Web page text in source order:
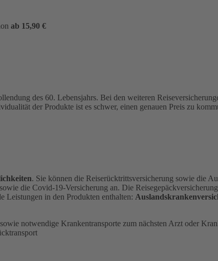
ab 15,90 €
des 60. Lebensjahrs. Bei den weiteren
der Produkte ist es schwer, einen genauen Preis zu
. Sie können die Reiserücktrittsversicherung sowie die
die Covid-19-Versicherung an. Die
Leistungen in den Produkten enthalten:
notwendige Krankentransporte zum nächsten Arzt oder